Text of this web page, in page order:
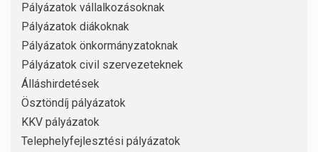
Pályázatok vállalkozásoknak
Pályázatok diákoknak
Pályázatok önkormányzatoknak
Pályázatok civil szervezeteknek
Álláshirdetések
Ösztöndíj pályázatok
KKV pályázatok
Telephelyfejlesztési pályázatok